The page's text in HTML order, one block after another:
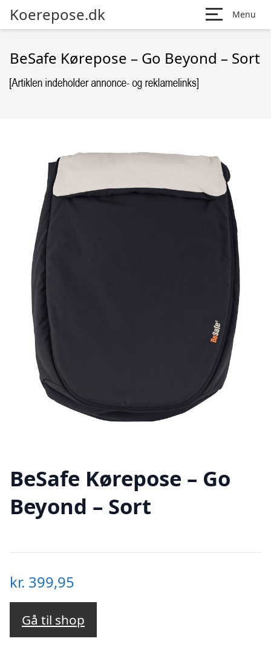
Koerepose.dk Menu
BeSafe Kørepose – Go Beyond – Sort
BeSafe Kørepose – Go
Beyond – Sort
kr. 399,95
Gå til shop